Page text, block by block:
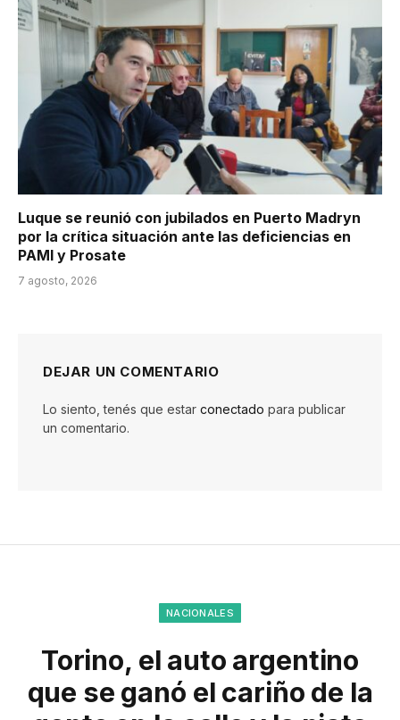
Luque se reunió con jubilados en Puerto Madryn
por la crítica situación ante las deficiencias en
PAMI y Prosate
7 agosto, 2026
DEJAR UN COMENTARIO
Lo siento, tenés que estar conectado para publicar
un comentario.
NACIONALES
Torino, el auto argentino
que se ganó el cariño de la